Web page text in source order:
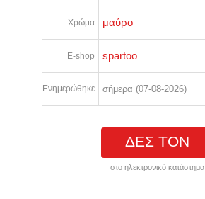
Χρώμα μαύρο
E-shop spartoo
Ενημερώθηκε σήμερα (07-08-2026)
ΔΕΣ ΤΟΝ
στο ηλεκτρονικό κατάστημα